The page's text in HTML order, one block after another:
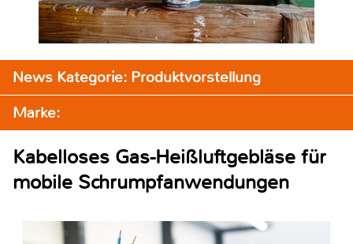
News Kategorie: Produktvorstellung
Marke:
Kabelloses Gas-Heißluftgebläse für
mobile Schrumpfanwendungen